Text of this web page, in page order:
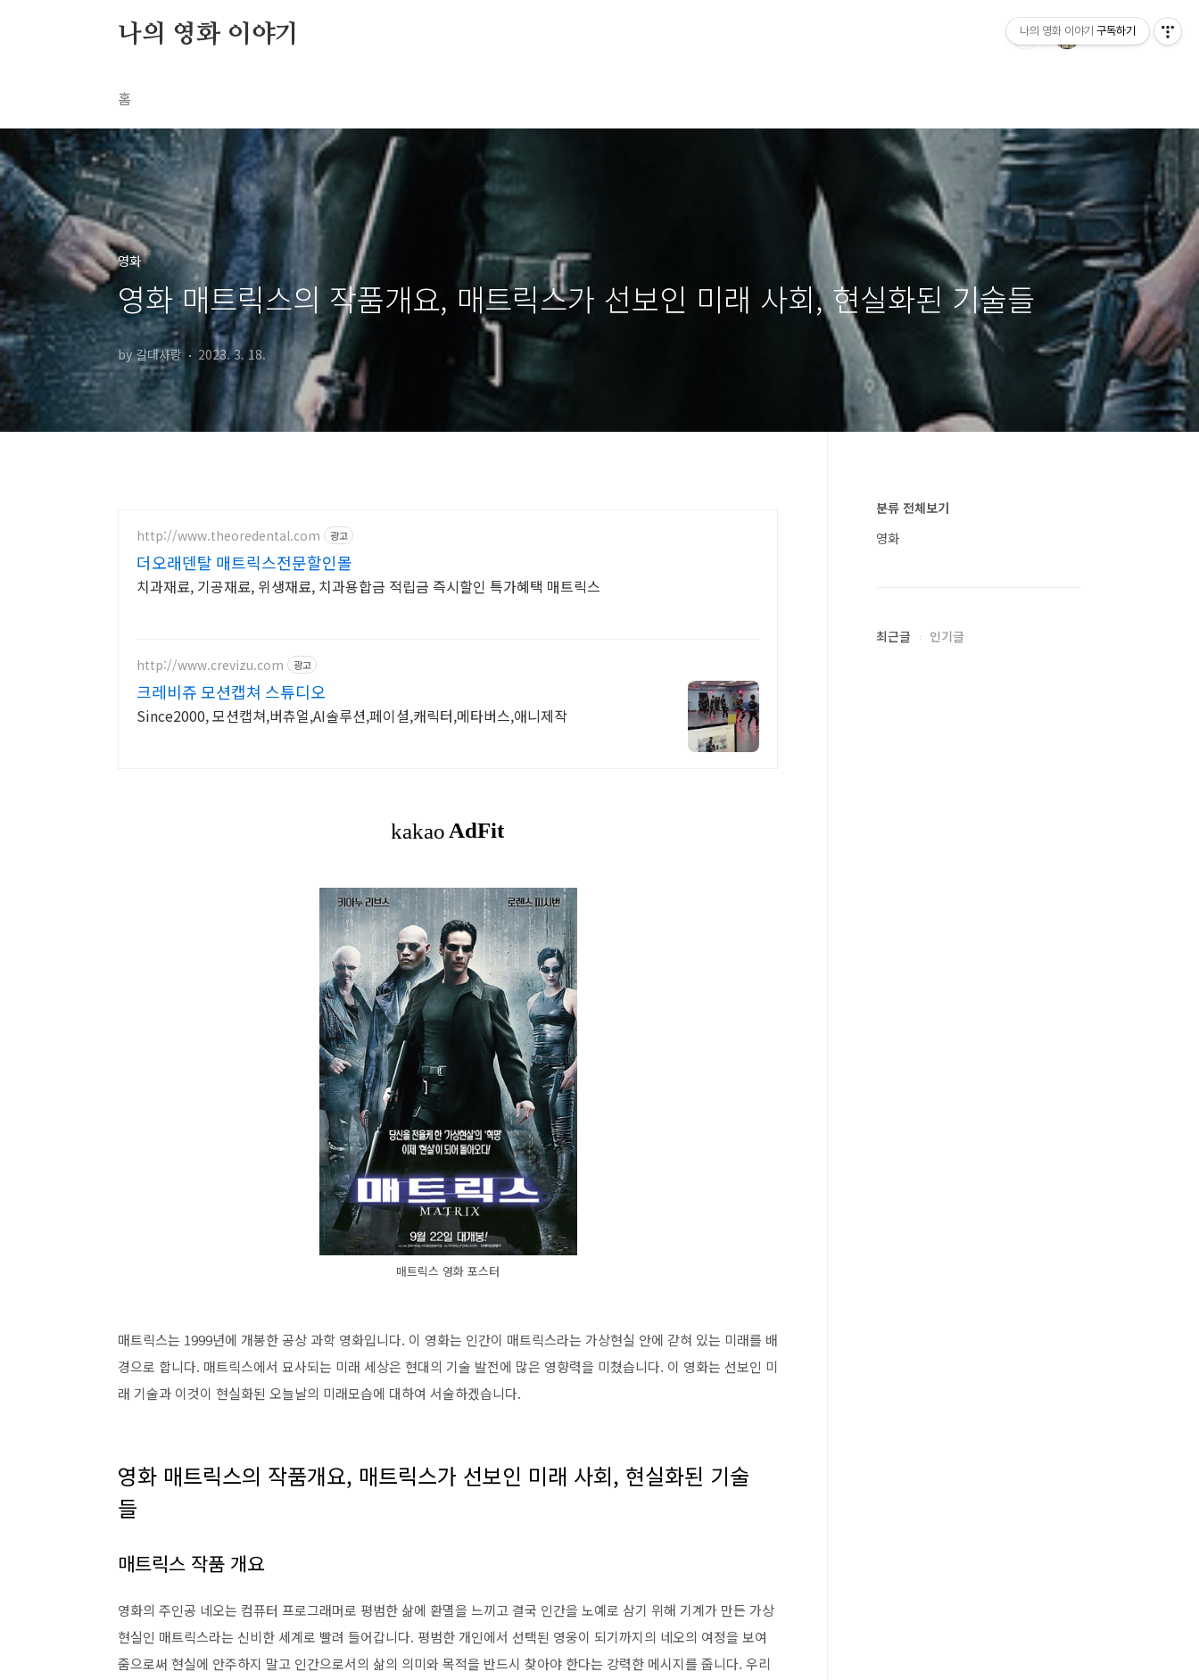
나의 영화 이야기
홈
영화
영화 매트릭스의 작품개요, 매트릭스가 선보인 미래 사회, 현실화된 기술들
by 갈대사랑 2023. 3. 18.
http://www.theoredental.com 광고
더오래덴탈 매트릭스전문할인몰
치과재료, 기공재료, 위생재료, 치과용합금 적립금 즉시할인 특가혜택 매트릭스
http://www.crevizu.com 광고
크레비쥬 모션캡쳐 스튜디오
Since2000, 모션캡쳐,버츄얼,AI솔루션,페이셜,캐릭터,메타버스,애니제작
매트릭스 영화 포스터
매트릭스는 1999년에 개봉한 공상 과학 영화입니다. 이 영화는 인간이 매트릭스라는 가상현실 안에 갇혀 있는 미래를 배
경으로 합니다. 매트릭스에서 묘사되는 미래 세상은 현대의 기술 발전에 많은 영향력을 미쳤습니다. 이 영화는 선보인 미
래 기술과 이것이 현실화된 오늘날의 미래모습에 대하여 서술하겠습니다.
영화 매트릭스의 작품개요, 매트릭스가 선보인 미래 사회, 현실화된 기술
들
매트릭스 작품 개요
영화의 주인공 네오는 컴퓨터 프로그래머로 평범한 삶에 환멸을 느끼고 결국 인간을 노예로 삼기 위해 기계가 만든 가상
현실인 매트릭스라는 신비한 세계로 빨려 들어갑니다. 평범한 개인에서 선택된 영웅이 되기까지의 네오의 여정을 보여
줌으로써 현실에 안주하지 말고 인간으로서의 삶의 의미와 목적을 반드시 찾아야 한다는 강력한 메시지를 줍니다. 우리
분류 전체보기
영화
최근글 인기글
나의 영화 이야기 구독하기